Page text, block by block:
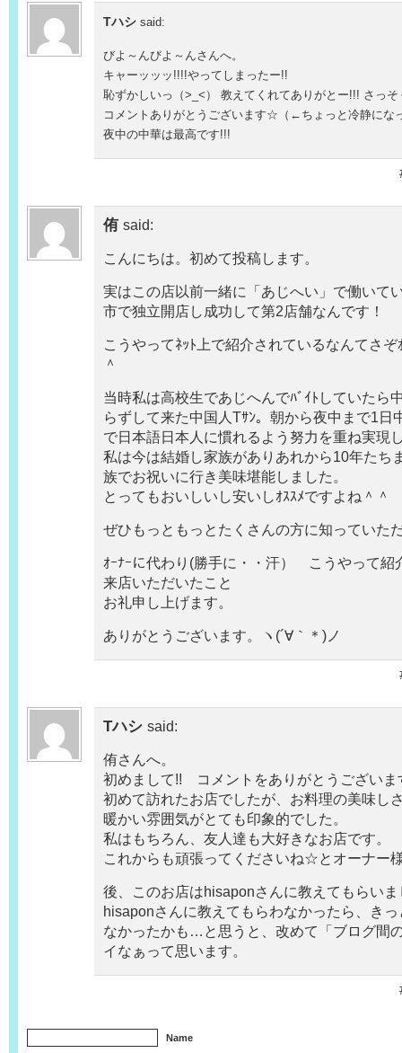
Tハシ said:
びよ～んびよ～んさんへ。
キャーッッッ!!!!やってしまったー!!
恥ずかしいっ（>_<） 教えてくれてありがとー!!! さっ
コメントありがとうございます☆（←ちょっと冷静にな
夜中の中華は最高です!!!
侑 said:
こんにちは。初めて投稿します。
実はこの店以前一緒に「あじへい」で働いて
市で独立開店し成功して第2店舗なんです！
こうやってﾈｯﾄ上で紹介されているなんてさ
＾
当時私は高校生であじへんでﾊﾞｲﾄしていたら
らずして来た中国人Tｻﾝ。朝から夜中まで1日
で日本語日本人に慣れるよう努力を重ね実現
私は今は結婚し家族がありあれから10年たち
族でお祝いに行き美味堪能しました。
とってもおいしいし安いしｵｽｽﾒですよね＾＾
ぜひもっともっとたくさんの方に知っていた
ｵｰﾅｰに代わり(勝手に・・汗） こうやって
来店いただいたこと
お礼申し上げます。
ありがとうございます。ヽ(´∀｀＊)ノ
Tハシ said:
侑さんへ。
初めまして!! コメントをありがとうござい
初めて訪れたお店でしたが、お料理の美味し
暖かい雰囲気がとても印象的でした。
私はもちろん、友人達も大好きなお店です。
これからも頑張ってくださいね☆とオーナー
後、このお店はhisaponさんに教えてもらい
hisaponさんに教えてもらわなかったら、き
なかったかも…と思うと、改めて「ブログ間
イなぁって思います。
Name